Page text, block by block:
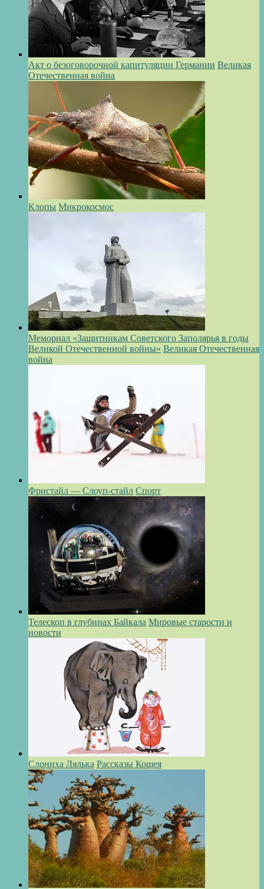
Акт о безоговорочной капитуляции Германии Великая
Отечественная война
Клопы Микрокосмос
Мемориал «Защитникам Советского Заполярья в годы
Великой Отечественной войны» Великая Отечественная
война
Фристайл — Слоуп-стайл Спорт
Телескоп в глубинах Байкала Мировые старости и
новости
Слониха Лялька Рассказы Кощея